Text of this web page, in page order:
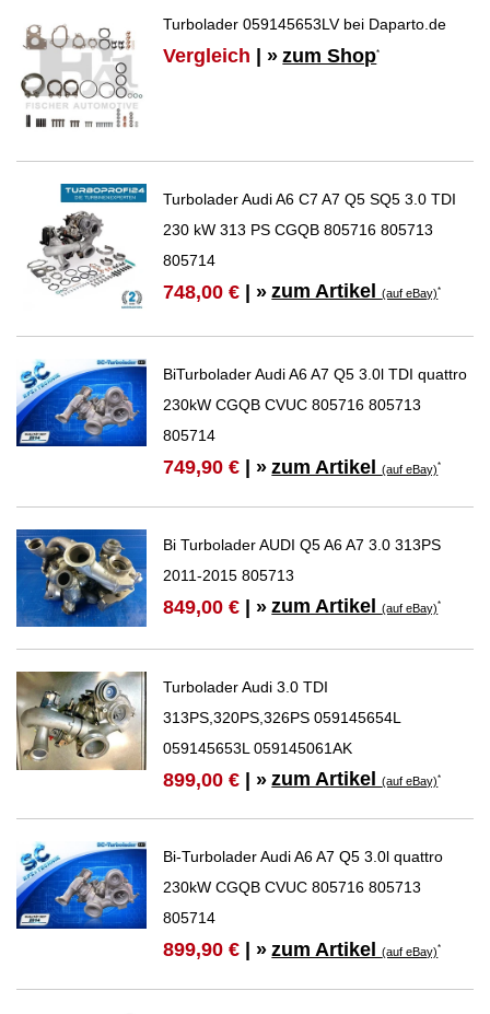
Turbolader 059145653LV bei Daparto.de
Vergleich | » zum Shop*
Turbolader Audi A6 C7 A7 Q5 SQ5 3.0 TDI
230 kW 313 PS CGQB 805716 805713
805714
748,00 € | » zum Artikel(auf eBay)*
BiTurbolader Audi A6 A7 Q5 3.0l TDI quattro
230kW CGQB CVUC 805716 805713
805714
749,90 € | » zum Artikel(auf eBay)*
Bi Turbolader AUDI Q5 A6 A7 3.0 313PS
2011-2015 805713
849,00 € | » zum Artikel(auf eBay)*
Turbolader Audi 3.0 TDI
313PS,320PS,326PS 059145654L
059145653L 059145061AK
899,00 € | » zum Artikel(auf eBay)*
Bi-Turbolader Audi A6 A7 Q5 3.0l quattro
230kW CGQB CVUC 805716 805713
805714
899,90 € | » zum Artikel(auf eBay)*